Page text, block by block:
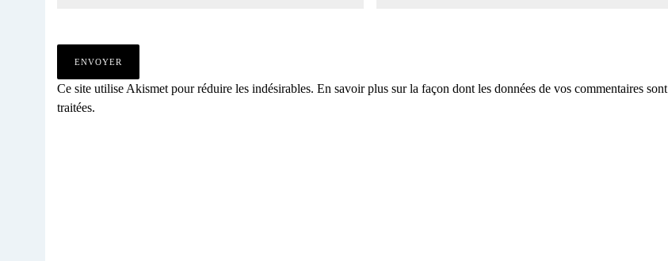
Ce site utilise Akismet pour réduire les indésirables. En savoir plus sur la façon dont les données de vos commentaires sont
traitées.